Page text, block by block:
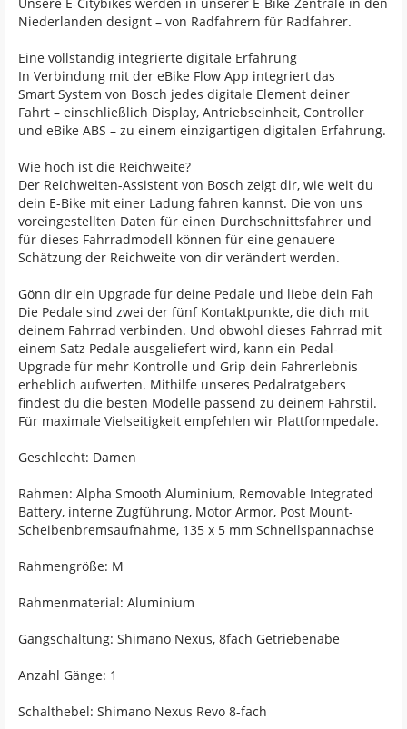
Niederlanden designt – von Radfahrern für Radfahrer.
Eine vollständig integrierte digitale Erfahrung
In Verbindung mit der eBike Flow App integriert das
Smart System von Bosch jedes digitale Element deiner
Fahrt – einschließlich Display, Antriebseinheit, Controller
und eBike ABS – zu einem einzigartigen digitalen Erfahrung.
Wie hoch ist die Reichweite?
Der Reichweiten-Assistent von Bosch zeigt dir, wie weit du
dein E-Bike mit einer Ladung fahren kannst. Die von uns
voreingestellten Daten für einen Durchschnittsfahrer und
für dieses Fahrradmodell können für eine genauere
Schätzung der Reichweite von dir verändert werden.
Gönn dir ein Upgrade für deine Pedale und liebe dein Fah
Die Pedale sind zwei der fünf Kontaktpunkte, die dich mit
deinem Fahrrad verbinden. Und obwohl dieses Fahrrad mit
einem Satz Pedale ausgeliefert wird, kann ein Pedal-
Upgrade für mehr Kontrolle und Grip dein Fahrerlebnis
erheblich aufwerten. Mithilfe unseres Pedalratgebers
findest du die besten Modelle passend zu deinem Fahrstil.
Für maximale Vielseitigkeit empfehlen wir Plattformpedale.
Geschlecht: Damen
Rahmen: Alpha Smooth Aluminium, Removable Integrated
Battery, interne Zugführung, Motor Armor, Post Mount-
Scheibenbremsaufnahme, 135 x 5 mm Schnellspannachse
Rahmengröße: M
Rahmenmaterial: Aluminium
Gangschaltung: Shimano Nexus, 8fach Getriebenabe
Anzahl Gänge: 1
Schalthebel: Shimano Nexus Revo 8-fach